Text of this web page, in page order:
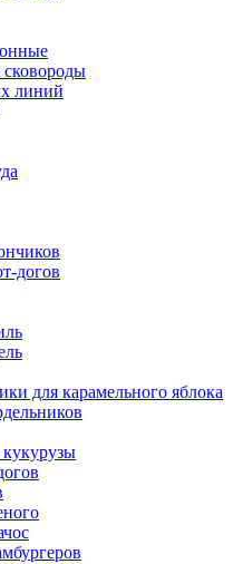
линий
догов
для карамельного яблока